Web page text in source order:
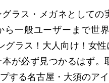
ラス・メガネとして
ら一般ユーザーまで世
グラス！大人向け！女
が必ず見つかるはず。
する名古屋・大須のアイ